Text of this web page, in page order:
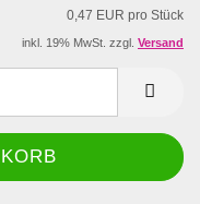
0,47 EUR pro Stück
inkl. 19% MwSt. zzgl. Versand